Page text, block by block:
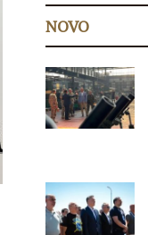
NOVO